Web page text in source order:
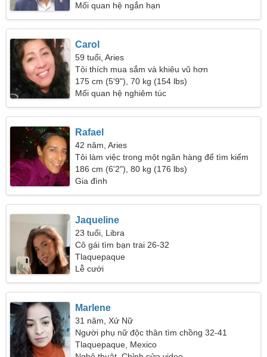
Mối quan hệ ngắn hạn
Carol
59 tuổi, Aries
Tôi thích mua sắm và khiêu vũ hơn
175 cm (5'9"), 70 kg (154 lbs)
Mối quan hệ nghiêm túc
Rafael
42 năm, Aries
Tôi làm việc trong một ngân hàng để tìm kiếm
một người phụ nữ tình cảm
186 cm (6'2"), 80 kg (176 lbs)
Gia đình
Jaqueline
23 tuổi, Libra
Cô gái tìm bạn trai 26-32
Tlaquepaque
Lễ cưới
Marlene
31 năm, Xử Nữ
Người phụ nữ độc thân tìm chồng 32-41
Tlaquepaque, Mexico